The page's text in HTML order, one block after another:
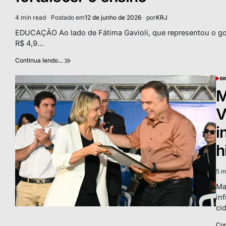
Estimated
read
time
4 min read Postado em12 de junho de 2026 porKRJ
EDUCAÇÃO Ao lado de Fátima Gavioli, que representou o
R$ 4,9…
Continua lendo...
IN
time
5